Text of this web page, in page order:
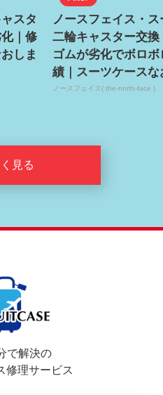
スタ
｜修
しま
ノースフェイス・
二輪キャスター交換
ゴムが劣化でボロ
績｜スーツケースな
ノースフェイス( the-north-face )
見る
で解決の
修理サービス